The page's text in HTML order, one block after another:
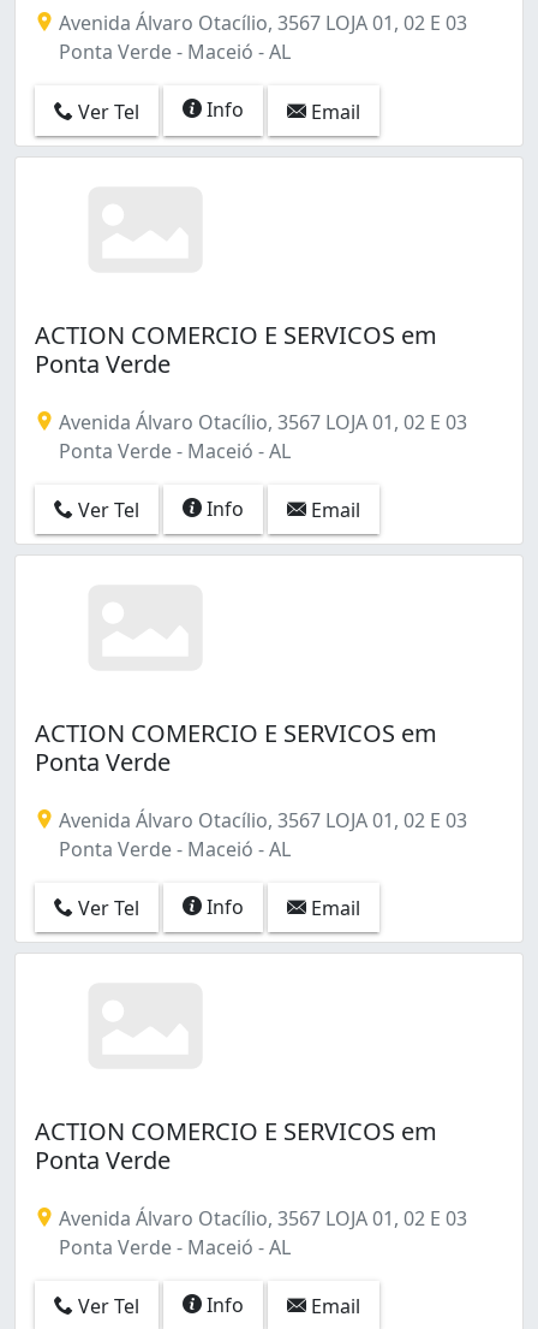
Avenida Álvaro Otacílio, 3567 LOJA 01, 02 E 03
Ponta Verde - Maceió - AL
Ver Tel Info Email
ACTION COMERCIO E SERVICOS em
Ponta Verde
Avenida Álvaro Otacílio, 3567 LOJA 01, 02 E 03
Ponta Verde - Maceió - AL
Ver Tel Info Email
ACTION COMERCIO E SERVICOS em
Ponta Verde
Avenida Álvaro Otacílio, 3567 LOJA 01, 02 E 03
Ponta Verde - Maceió - AL
Ver Tel Info Email
ACTION COMERCIO E SERVICOS em
Ponta Verde
Avenida Álvaro Otacílio, 3567 LOJA 01, 02 E 03
Ponta Verde - Maceió - AL
Ver Tel Info Email